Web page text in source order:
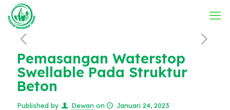
Pemasangan Waterstop
Swellable Pada Struktur
Beton
Published by Dewan on Januari 24, 2023